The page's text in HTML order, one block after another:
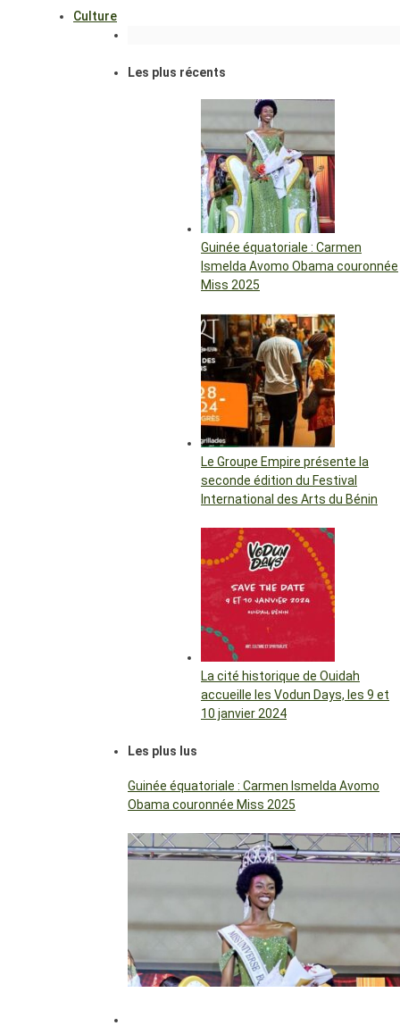
Culture
Les plus récents
Guinée équatoriale : Carmen
Ismelda Avomo Obama couronnée
Miss 2025
Le Groupe Empire présente la
seconde édition du Festival
International des Arts du Bénin
La cité historique de Ouidah
accueille les Vodun Days, les 9 et
10 janvier 2024
Les plus lus
Guinée équatoriale : Carmen Ismelda Avomo
Obama couronnée Miss 2025